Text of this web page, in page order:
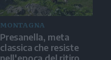
MONTAGNA
Presanella, meta
classica che resiste
nell'epoca del ritiro